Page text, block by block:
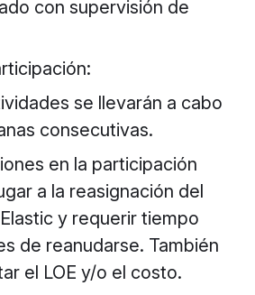
con supervisión de
se llevarán a cabo
consecutivas.
en la participación
a la reasignación del
y requerir tiempo
de reanudarse. También
el LOE y/o el costo.